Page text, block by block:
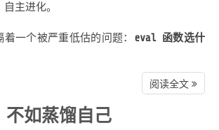
主进化。
一个被严重低估的问题： eval 函数选什
阅读全文
不如蒸馏自己